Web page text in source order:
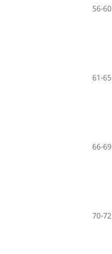
56-60
61-65
66-69
70-72